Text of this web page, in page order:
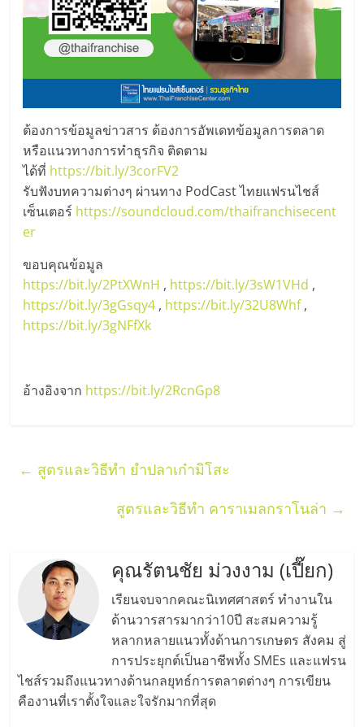
ต้องการข้อมูลข่าวสาร ต้องการอัพเดทข้อมูลการตลาด
หรือแนวทางการทำธุรกิจ ติดตาม
ได้ที่ https://bit.ly/3corFV2
รับฟังบทความต่างๆ ผ่านทาง PodCast ไทยแฟรนไชส์
เซ็นเตอร์ https://soundcloud.com/thaifranchisecent
er
ขอบคุณข้อมูล
https://bit.ly/2PtXWnH , https://bit.ly/3sW1VHd ,
https://bit.ly/3gGsqy4 , https://bit.ly/32U8Whf,
https://bit.ly/3gNFfXk
อ้างอิงจาก https://bit.ly/2RcnGp8
← สูตรและวิธีทำ ยำปลาเก๋ามิโสะ
สูตรและวิธีทำ คาราเมลกราโนล่า →
คุณรัตนชัย ม่วงงาม (เปี๊ยก)
เรียนจบจากคณะนิเทศศาสตร์ ทำงานใน
ด้านวารสารมากว่า10ปี สะสมความรู้
หลากหลายแนวทั้งด้านการเกษตร สังคม สู่
การประยุกต์เป็นอาชีพทั้ง SMEs และแฟรน
ไชส์รวมถึงแนวทางด้านกลยุทธ์การตลาดต่างๆ การเขียน
คืองานที่เราตั้งใจและใจรักมากที่สุด